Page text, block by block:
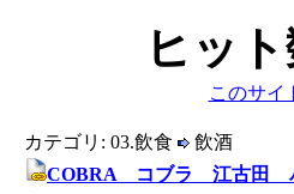
ヒッ
このサイ
カテゴリ: 03.飲食
飲酒
COBRA コブラ 江古田